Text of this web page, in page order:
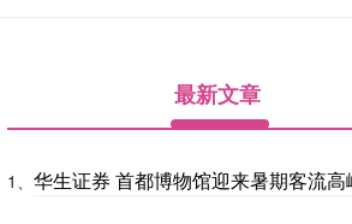
最新文章
1、 华生证券 首都博物馆迎来暑期客流高